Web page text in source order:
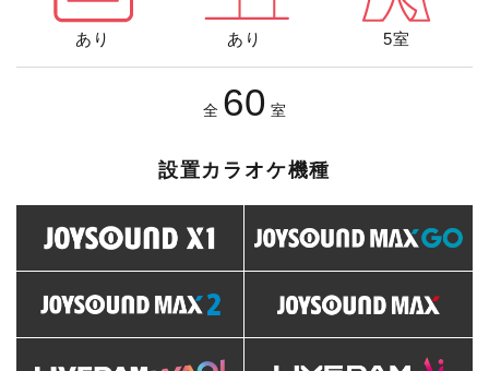
あり あり 5室
全 60 室
設置カラオケ機種